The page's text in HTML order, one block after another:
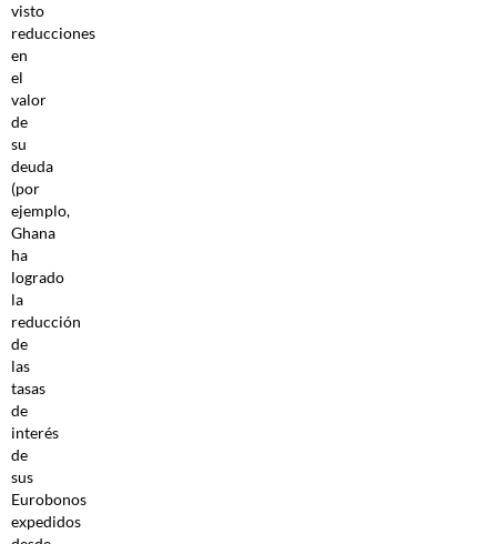
visto
reducciones
en
el
valor
de
su
deuda
(por
ejemplo,
Ghana
ha
logrado
la
reducción
de
las
tasas
de
interés
de
sus
Eurobonos
expedidos